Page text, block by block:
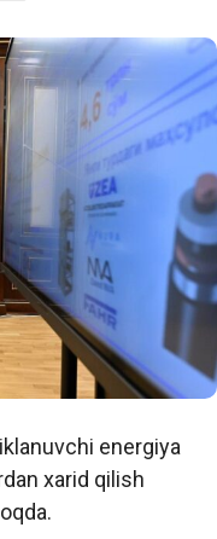
energiya
xarid qilish